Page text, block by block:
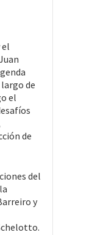
de
el
de
del
y